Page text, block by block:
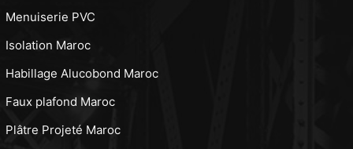
Menuiserie PVC
Isolation Maroc
Habillage Alucobond Maroc
Faux plafond Maroc
Plâtre Projeté Maroc